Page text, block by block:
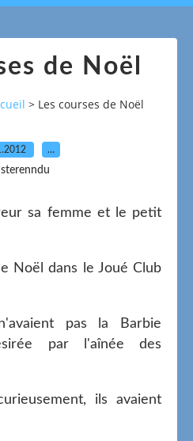
de Noël
> Les courses de Noël
…
sterenndu
sa femme et le petit
Noël dans le Joué Club
pas la Barbie
par l'aînée des
ils avaient